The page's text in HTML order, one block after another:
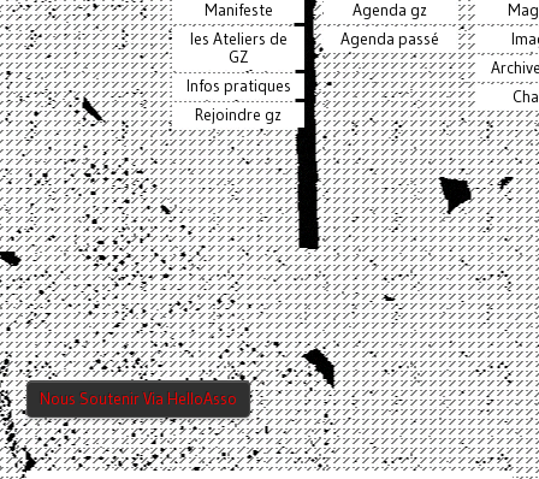
Manifeste
les Ateliers de
GZ
Infos pratiques
Rejoindre gz
Agenda gz
Agenda passé
Nous Soutenir Via HelloAsso